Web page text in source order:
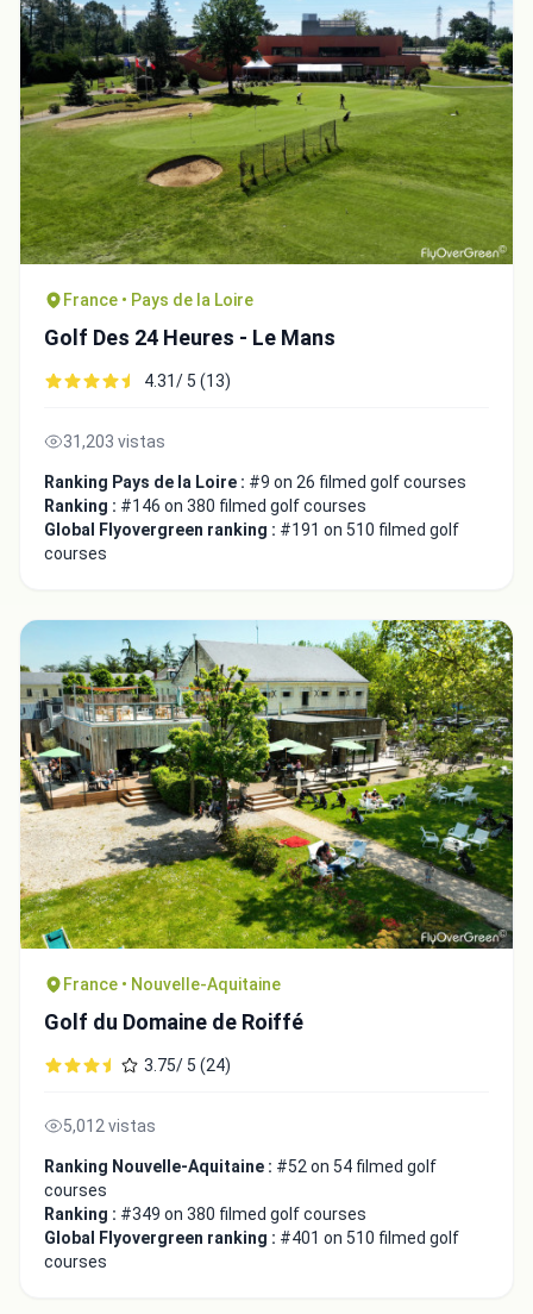
France • Pays de la Loire
Golf Des 24 Heures - Le Mans
4.31/ 5 (13)
31,203 vistas
Ranking Pays de la Loire : #9 on 26 filmed golf courses
Ranking : #146 on 380 filmed golf courses
Global Flyovergreen ranking : #191 on 510 filmed golf
courses
France • Nouvelle-Aquitaine
Golf du Domaine de Roiffé
3.75/ 5 (24)
5,012 vistas
Ranking Nouvelle-Aquitaine : #52 on 54 filmed golf
courses
Ranking : #349 on 380 filmed golf courses
Global Flyovergreen ranking : #401 on 510 filmed golf
courses
Integrate video
Video choice: